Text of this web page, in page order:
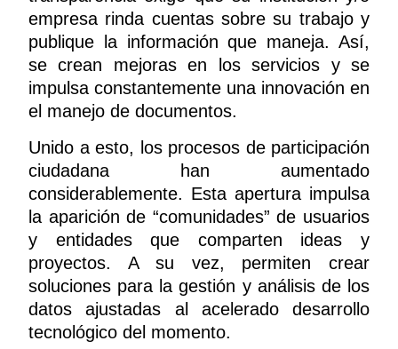
empresa rinda cuentas sobre su trabajo y
publique la información que maneja. Así,
se crean mejoras en los servicios y se
impulsa constantemente una innovación en
el manejo de documentos.
Unido a esto, los procesos de participación
ciudadana han aumentado
considerablemente. Esta apertura impulsa
la aparición de “comunidades” de usuarios
y entidades que comparten ideas y
proyectos. A su vez, permiten crear
soluciones para la gestión y análisis de los
datos ajustadas al acelerado desarrollo
tecnológico del momento.